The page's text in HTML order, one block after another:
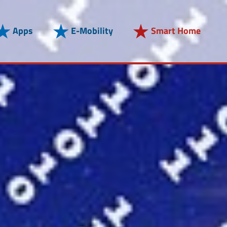
Apps E-Mobility Smart Home